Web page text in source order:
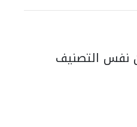
نفس التصنيف